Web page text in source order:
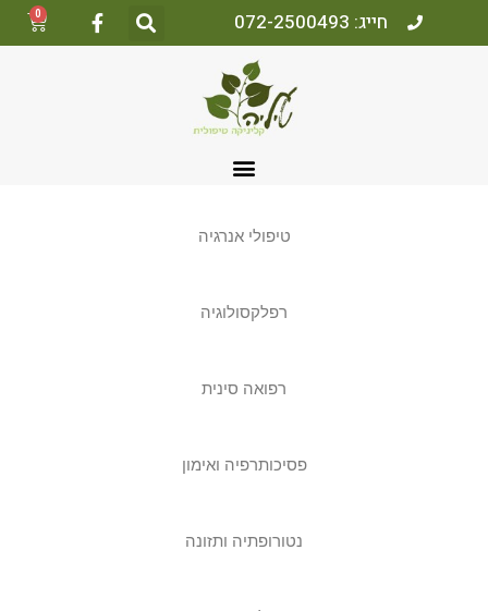
חייג: 072-2500493 0
טיפולי אנרגיה
רפלקסולוגיה
רפואה סינית
פסיכותרפיה ואימון
נטורופתיה ותזונה